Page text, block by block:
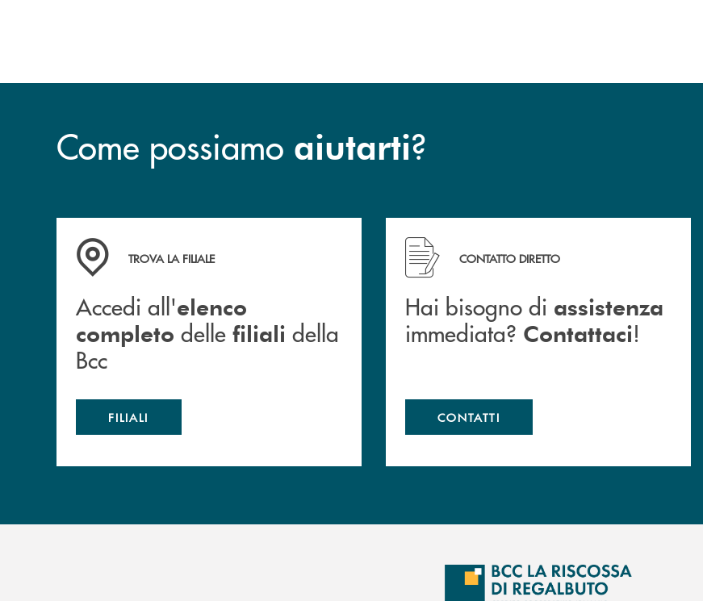
Come possiamo aiutarti?
Accedi all' elenco completo delle filiali della Bcc
TROVA LA FILIALE
Accedi all'elenco
completo delle filiali della
Bcc
FILIALI
Hai bisogno di assistenza immediata? Contattaci !
CONTATTO DIRETTO
Hai bisogno di assistenza
immediata? Contattaci!
CONTATTI